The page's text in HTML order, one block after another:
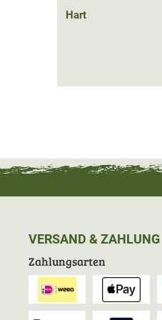
Hart
VERSAND & ZAHLUNG
Zahlungsarten